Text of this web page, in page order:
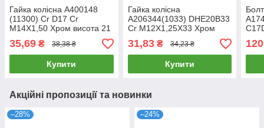
Гайка колісна A400148
(11300) Cr D17 Cr
M14X1,50 Хром висота 21
мм Конус з виступом
відкрита ключ 19 мм
35,69 ₴ 38,38 ₴
Купити
Гайка колісна
A206344(1033) DHE20B33
Cr M12X1,25X33 Хром
Конус внутрішній 12 мм
шестигранник діаметр 20
мм
31,83₴ 34,23 ₴
Купити
Акційні пропозиції та новинки
–28% –24%